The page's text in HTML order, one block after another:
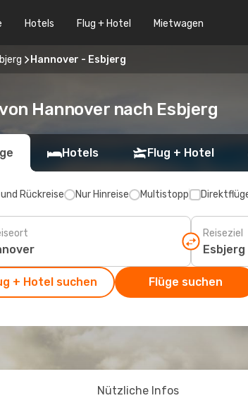
Hotels Flug + Hotel Mietwagen
Hannover - Esbjerg
Hannover nach Esbjerg
Hotels Flug + Hotel
Rückreise Nur Hinreise Multistopp
Reiseziel
+ Hotel suchen Flüge suchen
Nützliche Infos